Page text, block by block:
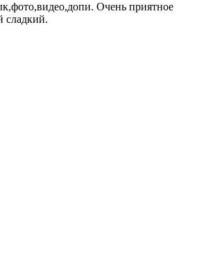
Очень приятное
сладкий.